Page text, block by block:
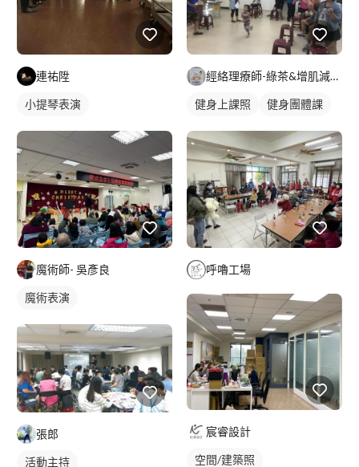
連祐陞
小提琴表演
魔術師- 吳彥良
魔術表演
張郎
活動主持
經絡理療師-綠茶&增肌減脂 雕塑身型
健身上課照 健身團體課
呼嚕工場
宸睿設計
空間/建築照